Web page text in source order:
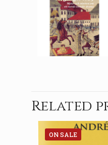
Related
ON SALE